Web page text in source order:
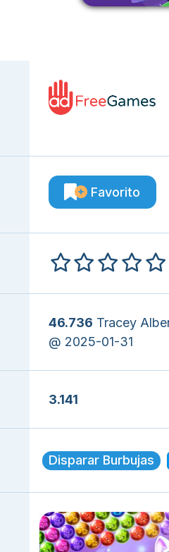
Favorito
46.736 Tracey
@ 2025-01-31
3.141
Disparar Burbujas